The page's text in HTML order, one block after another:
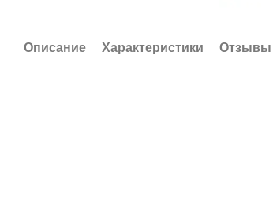
Описание Характеристики Отзывы